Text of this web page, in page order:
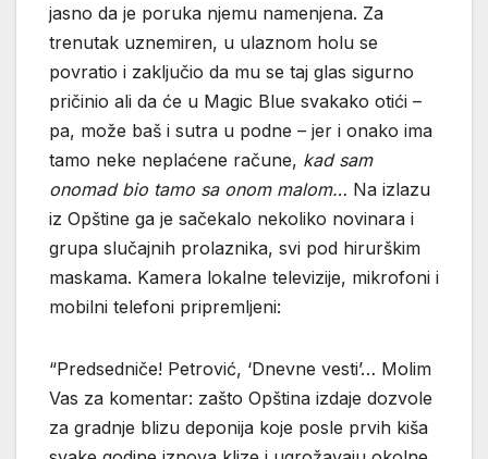
jasno da je poruka njemu namenjena. Za
trenutak uznemiren, u ulaznom holu se
povratio i zaključio da mu se taj glas sigurno
pričinio ali da će u Magic Blue svakako otići –
pa, može baš i sutra u podne – jer i onako ima
tamo neke neplaćene račune, kad sam
onomad bio tamo sa onom malom… Na izlazu
iz Opštine ga je sačekalo nekoliko novinara i
grupa slučajnih prolaznika, svi pod hirurškim
maskama. Kamera lokalne televizije, mikrofoni i
mobilni telefoni pripremljeni:
“Predsedniče! Petrović, ‘Dnevne vesti’… Molim
Vas za komentar: zašto Opština izdaje dozvole
za gradnje blizu deponija koje posle prvih kiša